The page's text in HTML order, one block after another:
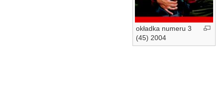
okładka numeru 3
(45) 2004